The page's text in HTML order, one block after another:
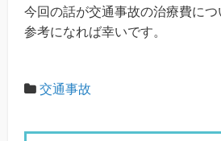
今回の話が交通事故の治療費に
参考になれば幸いです。
交通事故